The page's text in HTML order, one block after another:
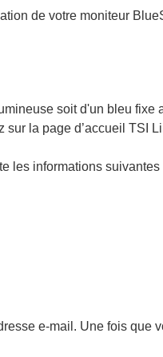
de votre moniteur
soit d'un bleu fixe
la page d’accueil TSI
les informations
e-mail. Une fois que